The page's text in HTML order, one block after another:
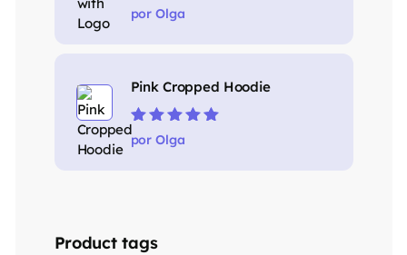
Valorado en
de 5
por Olga
Pink Cropped Hoodie
Valorado en
de 5
por Olga
Product tags